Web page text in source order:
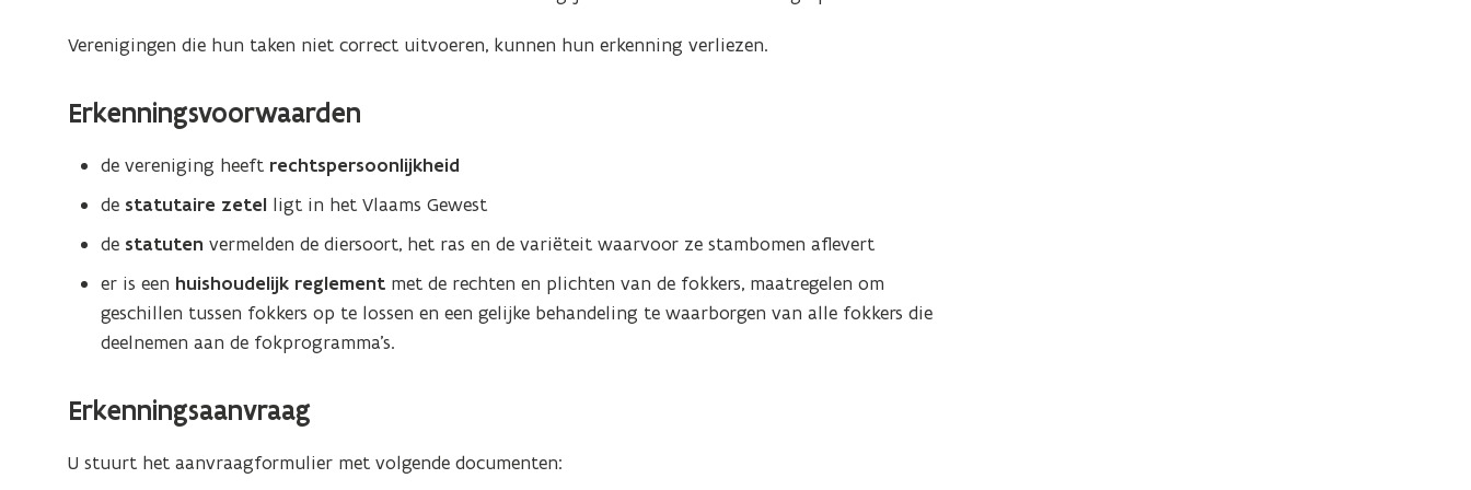
Verenigingen die hun taken niet correct uitvoeren, kunnen hun erkenning verliezen.
Erkenningsvoorwaarden
de vereniging heeft rechtspersoonlijkheid
de statutaire zetel ligt in het Vlaams Gewest
de statuten vermelden de diersoort, het ras en de variëteit waarvoor ze stambomen aflevert
er is een huishoudelijk reglement met de rechten en plichten van de fokkers, maatregelen om
geschillen tussen fokkers op te lossen en een gelijke behandeling te waarborgen van alle fokkers die
deelnemen aan de fokprogramma’s.
Erkenningsaanvraag
U stuurt het aanvraagformulier met volgende documenten: